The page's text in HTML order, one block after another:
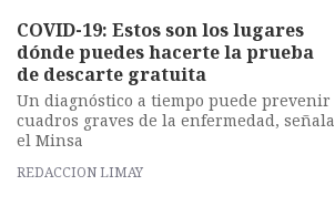
COVID-19: Estos son los lugares
dónde puedes hacerte la prueba
de descarte gratuita
Un diagnóstico a tiempo puede prevenir
cuadros graves de la enfermedad, señala
el Minsa
REDACCION LIMAY